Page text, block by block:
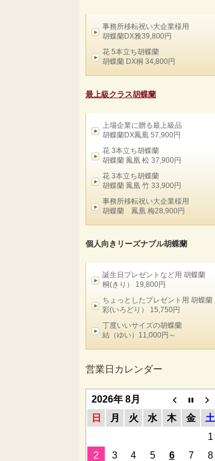
事務所移転祝い大企業様用
胡蝶蘭DX雅39,800円
花 5本立ち胡蝶蘭
胡蝶蘭 DX桐 34,800円
最上級クラス胡蝶蘭
上場企業に贈る最上級品
胡蝶蘭DX鳳凰 57,900円
花 3本立ち胡蝶蘭
胡蝶蘭 鳳凰 松 37,900円
花 3本立ち胡蝶蘭
胡蝶蘭 鳳凰 竹 33,900円
事務所移転祝い大企業様用
胡蝶蘭 鳳凰 梅28,900円
個人向きリーズナブル胡蝶蘭
誕生日プレゼントなど用 胡蝶蘭
桐(きり） 19,800円
ちょっとしたプレゼント用 胡蝶蘭
彩(いろどり） 15,750円
丁度いいサイズの胡蝶蘭
結（ゆい）11,000円～
営業日カレンダー
2026年 8月
日
月 火 水 木 金
土
1
2
3 4 5 6 7
8